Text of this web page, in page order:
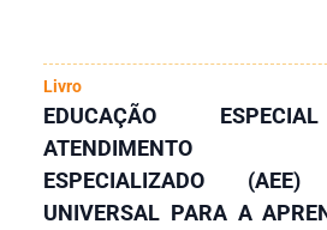
Livro
EDUCAÇÃO
ATENDIMENTO
ESPECIALIZADO
UNIVERSAL PARA A